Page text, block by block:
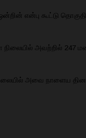
என்பு கூட்டு தொகுதி
அவற்றில் 247
அவை நாளைய